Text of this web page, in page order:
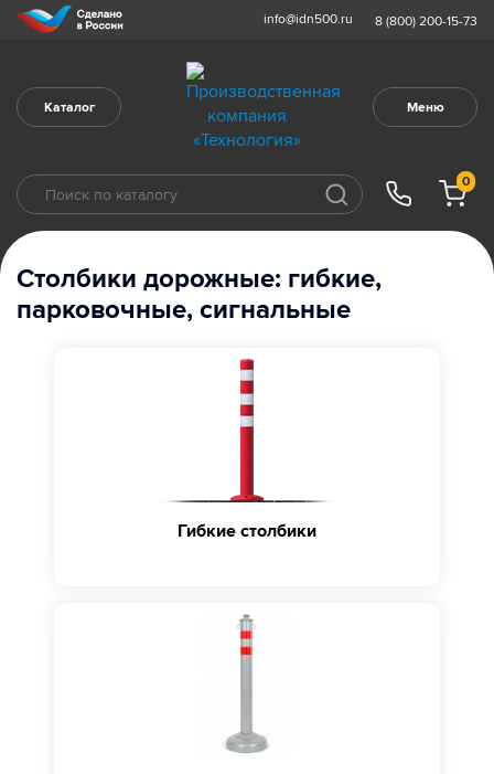
info@idn500.ru 8 (800) 200-15-73
Каталог Меню
0
Столбики дорожные: гибкие,
парковочные, сигнальные
Гибкие столбики